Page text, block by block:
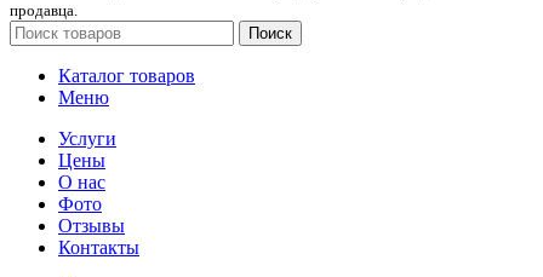
продавца.
Поиск
Каталог товаров
Меню
Услуги
Цены
О нас
Фото
Отзывы
Контакты